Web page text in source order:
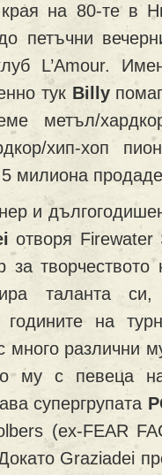
на 80-те в
петъчни
L’Amour.
тук Billy
метъл/
хип-хоп
милиона
и
отворя Firewater
за
таланта си,
годините на
много различни
му с певеца
супергрупата
(ex-FEAR
Graziadei